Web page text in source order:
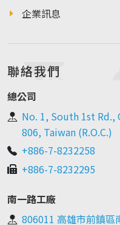
企業訊息
聯絡我們
總公司
No. 1, South 1st Rd.,
806, Taiwan (R.O.C.)
+886-7-8232258
+886-7-8232295
南一路工廠
806011 高雄市前鎮區